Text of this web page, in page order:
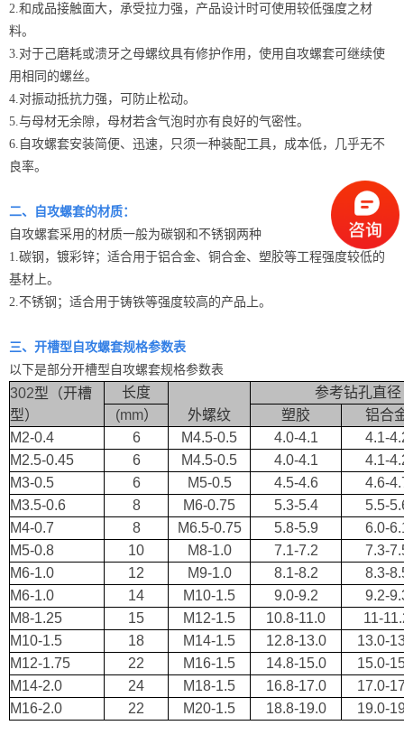
2.和成品接触面大，承受拉力强，产品设计时可使用较低强度之材
料。
3.对于己磨耗或溃牙之母螺纹具有修护作用，使用自攻螺套可继续使
用相同的螺丝。
4.对振动抵抗力强，可防止松动。
5.与母材无余隙，母材若含气泡时亦有良好的气密性。
6.自攻螺套安装简便、迅速，只须一种装配工具，成本低，几乎无不
良率。
二、自攻螺套的材质：
自攻螺套采用的材质一般为碳钢和不锈钢两种
1.碳钢，镀彩锌；适合用于铝合金、铜合金、塑胶等工程强度较低的
基材上。
2.不锈钢；适合用于铸铁等强度较高的产品上。
三、开槽型自攻螺套规格参数表
以下是部分开槽型自攻螺套规格参数表
302型（开槽
型）
长度
外螺纹
参考钻孔直径
(mm） 塑胶
铝合
M2-0.4
6 M4.5-0.5 4.0-4.1
4.1-
M2.5-0.45
6 M4.5-0.5 4.0-4.1
4.1-
M3-0.5
6 M5-0.5 4.5-4.6
4.6-
M3.5-0.6
8 M6-0.75 5.3-5.4
5.5-
M4-0.7
8 M6.5-0.75 5.8-5.9
6.0-
M5-0.8
10 M8-1.0 7.1-7.2
7.3-
M6-1.0
12 M9-1.0 8.1-8.2
8.3-
M6-1.0
14 M10-1.5 9.0-9.2
9.2-
M8-1.25
15 M12-1.5 10.8-11.0
11-
M10-1.5
18 M14-1.5 12.8-13.0
13.0-
M12-1.75
22 M16-1.5 14.8-15.0
15.0-
M14-2.0
24 M18-1.5 16.8-17.0
17.0-
M16-2.0
22 M20-1.5 18.8-19.0 19.0-